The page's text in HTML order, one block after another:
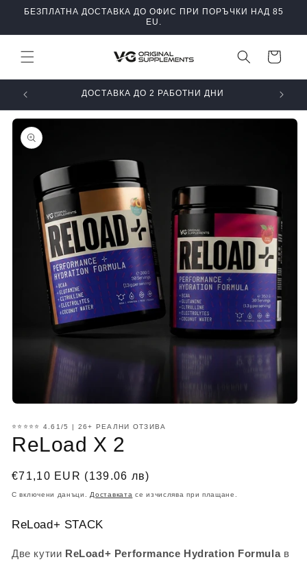
БЕЗПЛАТНА ДОСТАВКА ДО ОФИС ПРИ ПОРЪЧКИ НАД 85
EU.
Количка
СЕРТИФИЦИРАН ОТ БАБХ
Прескочи към
информацията
за продукта
мултимедия
1
в
елемент
⭐⭐⭐⭐⭐ 4.61/5 | 26+ РЕАЛНИ ОТЗИВА
ReLoad X 2
Обичайна
цена
€71,10 EUR (139.06 лв)
С включени данъци. Доставката се изчислява при плащане.
ReLoad+ STACK
Две кутии ReLoad+ Performance Hydration Formulaв